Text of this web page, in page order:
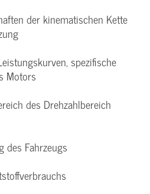
der kinematischen Kette
spezifische
Motors
des Drehzahlbereich
des Fahrzeugs